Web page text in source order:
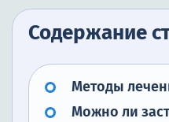
Содержание
Методы
Можно ли